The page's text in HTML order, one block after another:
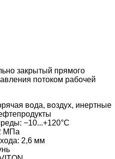
закрытый прямого
потоком рабочей
вода, воздух, инертные
−10...+120°С
МПа
2,6 мм